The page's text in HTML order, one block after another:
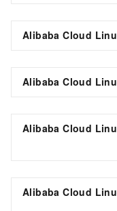
Alibaba Cloud
Alibaba Cloud
Alibaba Cloud
Alibaba Cloud